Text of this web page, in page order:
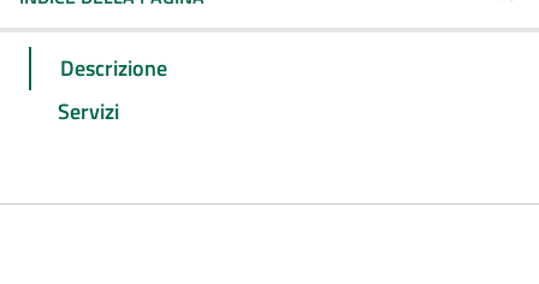
Descrizione
Servizi